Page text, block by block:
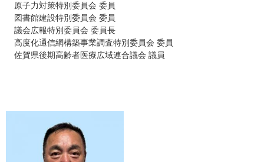
原子力対策特別委員会 委員
図書館建設特別委員会 委員
議会広報特別委員会 委員長
高度化通信網構築事業調査特別委員会 委員
佐賀県後期高齢者医療広域連合議会 議員